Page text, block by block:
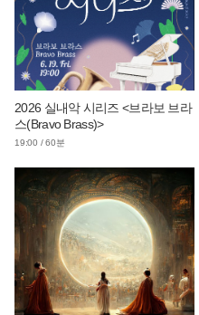
2026 실내악 시리즈 <브라보 브라
스(Bravo Brass)>
19:00 / 60분